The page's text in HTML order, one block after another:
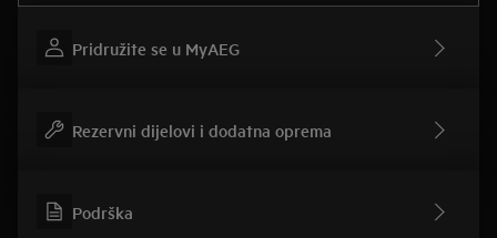
Pridružite se u MyAEG
Rezervni dijelovi i dodatna oprema
Podrška